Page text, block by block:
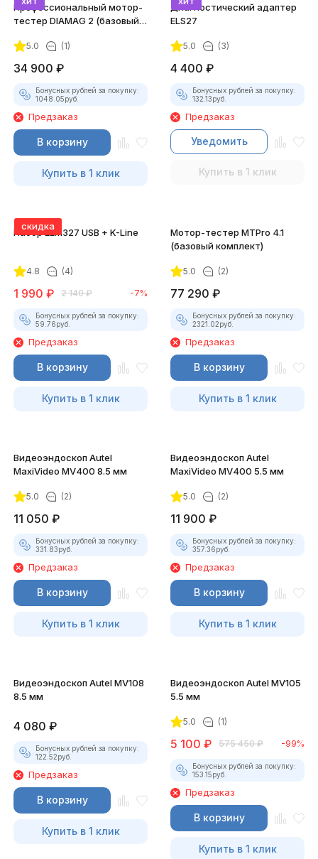
Профессиональный мотор-
тестер DIAMAG 2 (базовый
5.0 (1)
34 900 ₽
Бонусных рублей за покупку:
1048.05руб.
Предзаказ
В корзину
Купить в 1 клик
Диагностический адаптер
ELS27
5.0 (3)
4 400 ₽
Бонусных рублей за покупку:
132.13руб.
Предзаказ
Уведомить
Купить в 1 клик
скидка
Набор ELM327 USB + K-Line
4.8 (4)
1 990 ₽ 2 140 ₽ -7%
Бонусных рублей за покупку:
59.76руб.
Предзаказ
В корзину
Купить в 1 клик
Мотор-тестер MTPro 4.1
(базовый комплект)
5.0 (2)
77 290 ₽
Бонусных рублей за покупку:
2321.02руб.
Предзаказ
В корзину
Купить в 1 клик
Видеоэндоскоп Autel
MaxiVideo MV400 8.5 мм
5.0 (2)
11 050 ₽
Бонусных рублей за покупку:
331.83руб.
Предзаказ
В корзину
Купить в 1 клик
Видеоэндоскоп Autel
MaxiVideo MV400 5.5 мм
5.0 (2)
11 900 ₽
Бонусных рублей за покупку:
357.36руб.
Предзаказ
В корзину
Купить в 1 клик
Видеоэндоскоп Autel MV108
8.5 мм
4 080 ₽
Бонусных рублей за покупку:
122.52руб.
Предзаказ
В корзину
Купить в 1 клик
Видеоэндоскоп Autel MV105
5.5 мм
5.0 (1)
5 100 ₽ 575 450 ₽ -99%
Бонусных рублей за покупку:
153.15руб.
Предзаказ
В корзину
Купить в 1 клик